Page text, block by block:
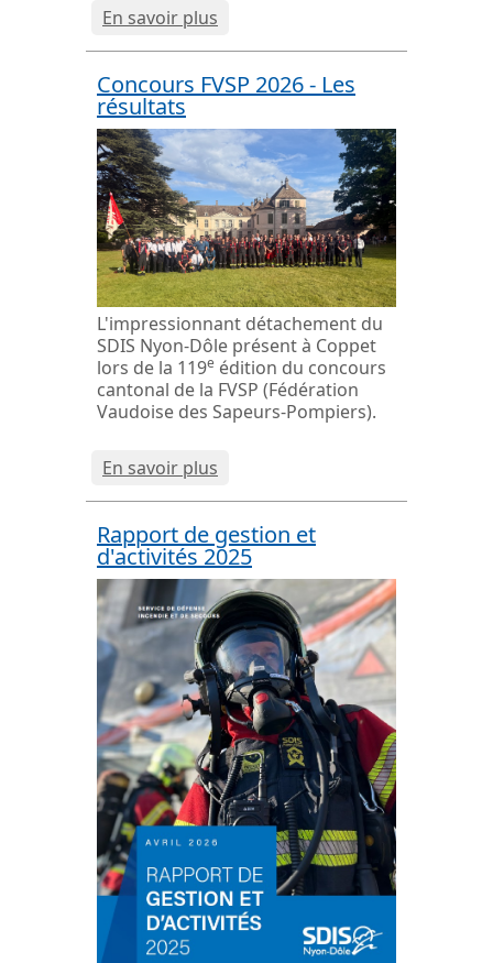
En savoir plus
Concours FVSP 2026 - Les
résultats
L'impressionnant détachement du
SDIS Nyon-Dôle présent à Coppet
lors de la 119e édition du concours
cantonal de la FVSP (Fédération
Vaudoise des Sapeurs-Pompiers).
En savoir plus
Rapport de gestion et
d'activités 2025